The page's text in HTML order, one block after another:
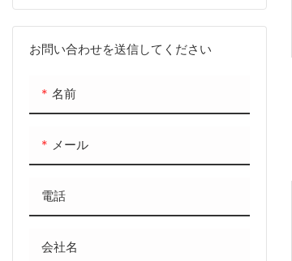
メンズ ポロシャツ
メンズ スウェット & パーカー
メンズセーター
メンズショーツ
メンズパンツ
お問い合わせを送信してください
名前
メール
電話
会社名